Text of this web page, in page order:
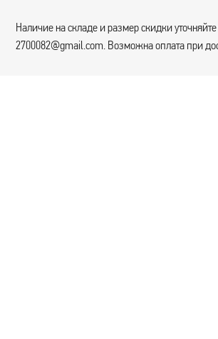
Наличие на складе и размер скидки
2700082@gmail.com. Возможна оплата при